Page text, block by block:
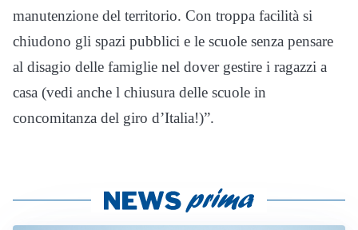
manutenzione del territorio. Con troppa facilità si
chiudono gli spazi pubblici e le scuole senza pensare
al disagio delle famiglie nel dover gestire i ragazzi a
casa (vedi anche l chiusura delle scuole in
concomitanza del giro d’Italia!)”.